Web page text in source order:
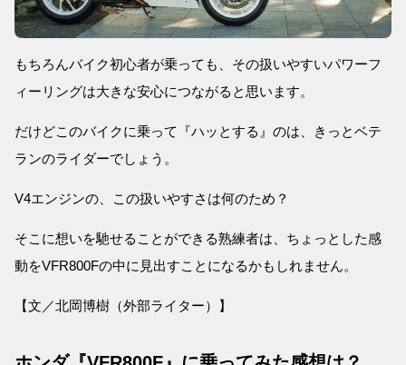
もちろんバイク初心者が乗っても、その扱いやすいパワーフ
ィーリングは大きな安心につながると思います。
だけどこのバイクに乗って『ハッとする』のは、きっとベテ
ランのライダーでしょう。
V4エンジンの、この扱いやすさは何のため？
そこに想いを馳せることができる熟練者は、ちょっとした感
動をVFR800Fの中に見出すことになるかもしれません。
【文／北岡博樹（外部ライター）】